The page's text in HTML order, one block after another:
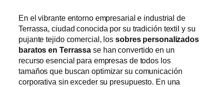
En el vibrante entorno empresarial e industrial de
Terrassa, ciudad conocida por su tradición textil y su
pujante tejido comercial, los sobres personalizados
baratos en Terrassa se han convertido en un
recurso esencial para empresas de todos los
tamaños que buscan optimizar su comunicación
corporativa sin exceder su presupuesto. En una